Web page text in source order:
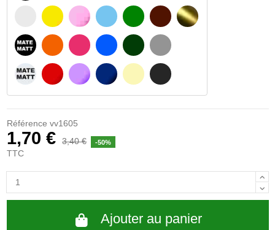
BLANC
NOIR MATÉ
BLANC MATÉ
JAUNE AMBRE
ORANGE
ROUGE
ROSA
FUCHSIA
PURPLE
BLEU CLAIR
BLAU
BLEU FONCÉ
VERT
VERT FONCÉ
BEIGE
BRUN FONCÉ
GRIS CLAIR
GRIS FONCÉ
OR
Référence vv1605
1,70 € 3,40 € -50%
TTC
Ajouter au panier